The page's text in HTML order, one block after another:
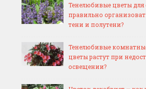
Тенелюбивые цветы для
правильно
тени и полутени?
Тенелюбивые
цветы растут при
освещении?